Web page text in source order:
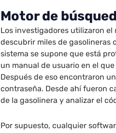
Motor de
Los investigadores utilizaron
descubrir miles de gasolineras
sistema se supone que está
un manual de usuario en el
Después de eso encontraron
contraseña. Desde ahí fueron
de la gasolinera y analizar el
Por supuesto, cualquier